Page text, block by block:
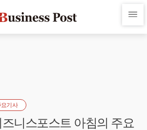
요기사
니스포스트 아침의 주요